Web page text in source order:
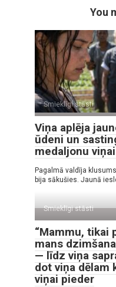
You
Smieklīgi stāsti
Viņa aplēja
ūdeni un
medaljonu
Pagalmā valdīja
bija sākušies. Jaunā
Smieklīgi stāsti
“Mammu, tikai
mans
— līdz viņa
dot viņa dēlam
viņai pieder